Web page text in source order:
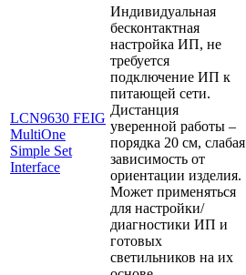
LCN9630 FEIG
MultiOne
Simple Set
Interface
Индивидуальная
бесконтактная
настройка ИП, не
требуется
подключение ИП к
питающей сети.
Дистанция
уверенной работы –
порядка 20 см, слабая
зависимость от
ориентации изделия.
Может применяться
для настройки/
диагностики ИП и
готовых
светильников на их